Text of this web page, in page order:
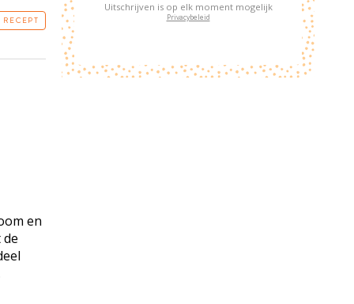
en
Uitschrijven is op elk moment mogelijk
Privacybeleid